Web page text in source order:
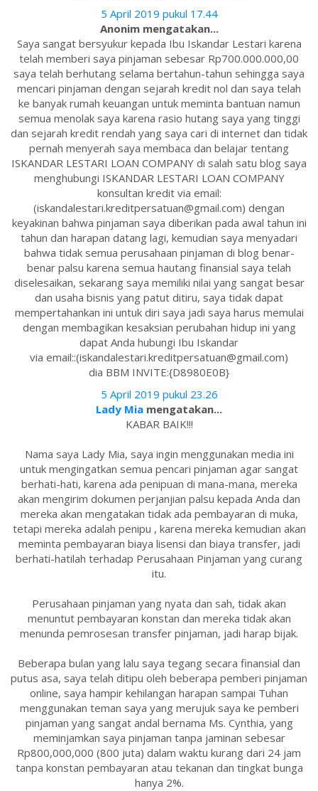
5 April 2019 pukul 17.44
Anonim mengatakan...
Saya sangat bersyukur kepada Ibu Iskandar Lestari karena
telah memberi saya pinjaman sebesar Rp700.000.000,00
saya telah berhutang selama bertahun-tahun sehingga saya
mencari pinjaman dengan sejarah kredit nol dan saya telah
ke banyak rumah keuangan untuk meminta bantuan namun
semua menolak saya karena rasio hutang saya yang tinggi
dan sejarah kredit rendah yang saya cari di internet dan tidak
pernah menyerah saya membaca dan belajar tentang
ISKANDAR LESTARI LOAN COMPANY di salah satu blog saya
menghubungi ISKANDAR LESTARI LOAN COMPANY
konsultan kredit via email:
(iskandalestari.kreditpersatuan@gmail.com) dengan
keyakinan bahwa pinjaman saya diberikan pada awal tahun ini
tahun dan harapan datang lagi, kemudian saya menyadari
bahwa tidak semua perusahaan pinjaman di blog benar-
benar palsu karena semua hautang finansial saya telah
diselesaikan, sekarang saya memiliki nilai yang sangat besar
dan usaha bisnis yang patut ditiru, saya tidak dapat
mempertahankan ini untuk diri saya jadi saya harus memulai
dengan membagikan kesaksian perubahan hidup ini yang
dapat Anda hubungi Ibu Iskandar
via email::(iskandalestari.kreditpersatuan@gmail.com)
dia BBM INVITE:{D8980E0B}
5 April 2019 pukul 23.26
Lady Mia mengatakan...
KABAR BAIK!!!
Nama saya Lady Mia, saya ingin menggunakan media ini
untuk mengingatkan semua pencari pinjaman agar sangat
berhati-hati, karena ada penipuan di mana-mana, mereka
akan mengirim dokumen perjanjian palsu kepada Anda dan
mereka akan mengatakan tidak ada pembayaran di muka,
tetapi mereka adalah penipu , karena mereka kemudian akan
meminta pembayaran biaya lisensi dan biaya transfer, jadi
berhati-hatilah terhadap Perusahaan Pinjaman yang curang
itu.
Perusahaan pinjaman yang nyata dan sah, tidak akan
menuntut pembayaran konstan dan mereka tidak akan
menunda pemrosesan transfer pinjaman, jadi harap bijak.
Beberapa bulan yang lalu saya tegang secara finansial dan
putus asa, saya telah ditipu oleh beberapa pemberi pinjaman
online, saya hampir kehilangan harapan sampai Tuhan
menggunakan teman saya yang merujuk saya ke pemberi
pinjaman yang sangat andal bernama Ms. Cynthia, yang
meminjamkan saya pinjaman tanpa jaminan sebesar
Rp800,000,000 (800 juta) dalam waktu kurang dari 24 jam
tanpa konstan pembayaran atau tekanan dan tingkat bunga
hanya 2%.